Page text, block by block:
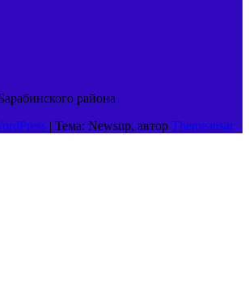
района
| Тема: Newsup, автор Themeansar